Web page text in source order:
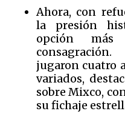
Ahora, con
la presión
opción
jugaron cuatro
variados,
sobre Mixco,
su fichaje